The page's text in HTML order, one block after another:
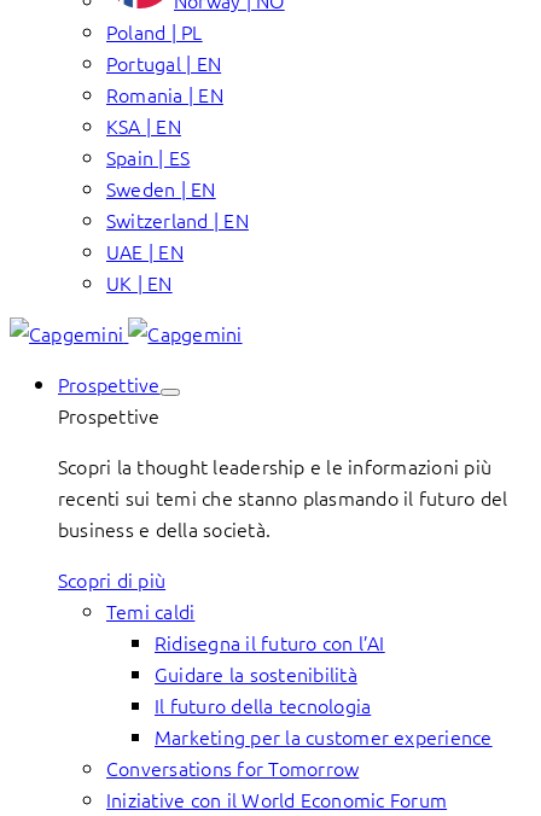
Poland | PL
Portugal | EN
Romania | EN
KSA | EN
Spain | ES
Sweden | EN
Switzerland | EN
UAE | EN
UK | EN
Prospettive
Prospettive
Scopri la thought leadership e le informazioni più
recenti sui temi che stanno plasmando il futuro del
business e della società.
Scopri di più
Temi caldi
Ridisegna il futuro con l’AI
Guidare la sostenibilità
Il futuro della tecnologia
Marketing per la customer experience
Conversations for Tomorrow
Iniziative con il World Economic Forum